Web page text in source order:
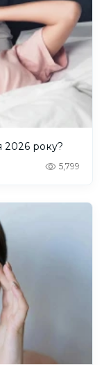
2026 року?
5,799